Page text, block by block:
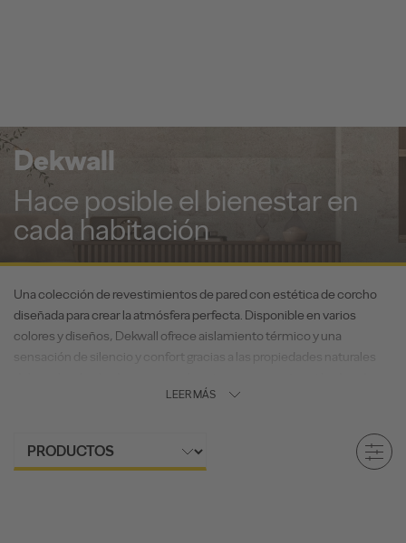
Dekwall
Hace posible el bienestar en
cada habitación
Una colección de revestimientos de pared con estética de corcho
diseñada para crear la atmósfera perfecta. Disponible en varios
colores y diseños, Dekwall ofrece aislamiento térmico y una
sensación de silencio y confort gracias a las propiedades naturales
LEER MÁS